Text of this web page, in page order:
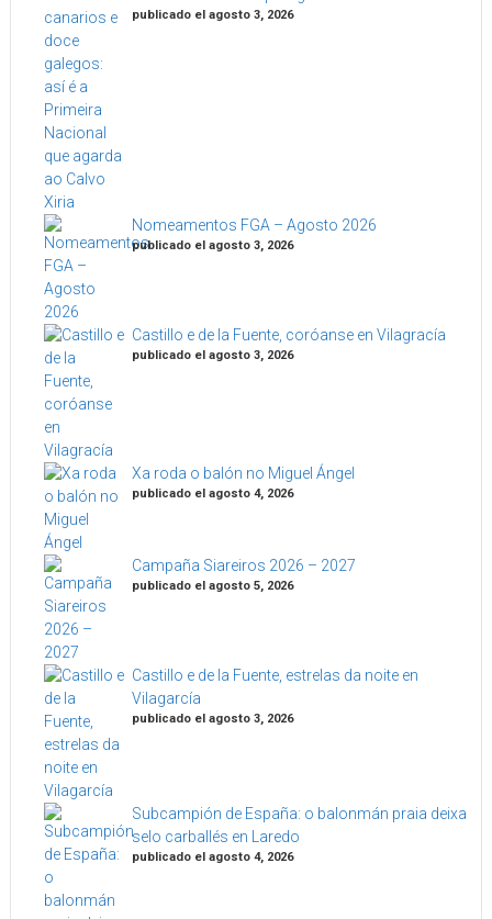
publicado el agosto 3, 2026
Nomeamentos FGA – Agosto 2026
publicado el agosto 3, 2026
Castillo e de la Fuente, coróanse en Vilagracía
publicado el agosto 3, 2026
Xa roda o balón no Miguel Ángel
publicado el agosto 4, 2026
Campaña Siareiros 2026 – 2027
publicado el agosto 5, 2026
Castillo e de la Fuente, estrelas da noite en
Vilagarcía
publicado el agosto 3, 2026
Subcampión de España: o balonmán praia deixa
selo carballés en Laredo
publicado el agosto 4, 2026